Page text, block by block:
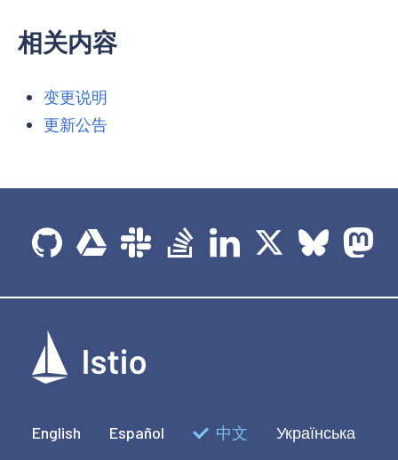
相关内容
变更说明
更新公告
English Español 中文 Українська